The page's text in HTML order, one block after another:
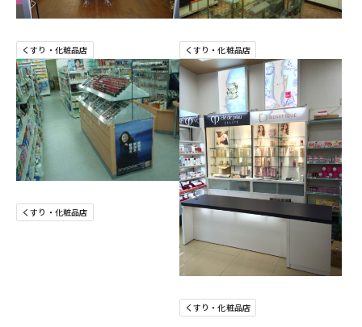
くすり・化粧品店 くすり・化粧品店
くすり・化粧品店
くすり・化粧品店